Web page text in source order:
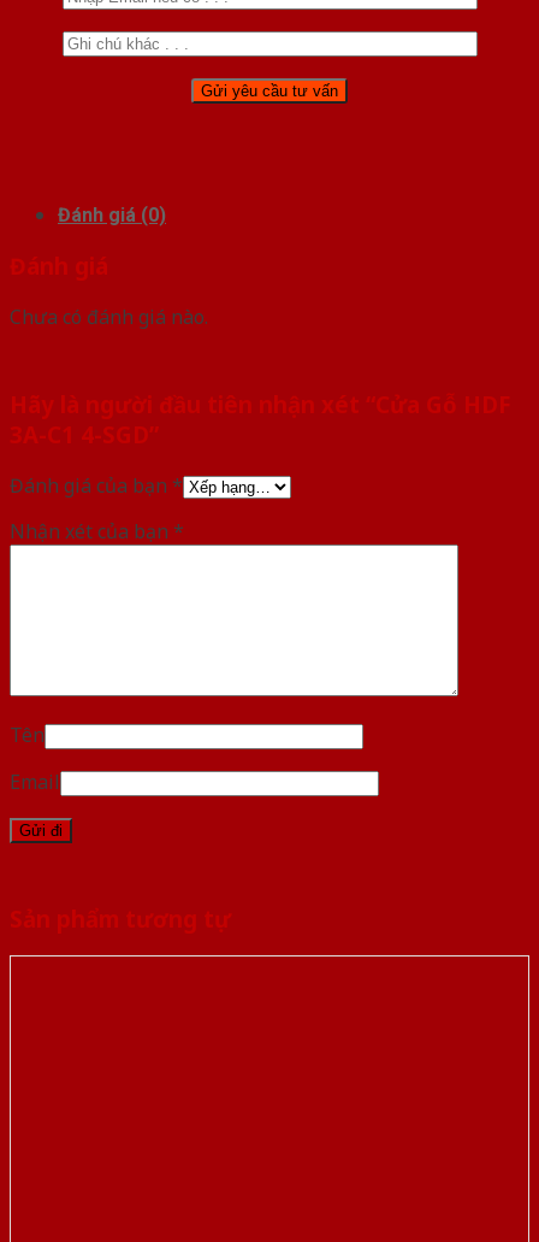
Đánh giá (0)
Đánh giá
Chưa có đánh giá nào.
Hãy là người đầu tiên nhận xét “Cửa Gỗ HDF
3A-C1 4-SGD”
Đánh giá của bạn *
Nhận xét của bạn *
Tên
Email
Sản phẩm tương tự